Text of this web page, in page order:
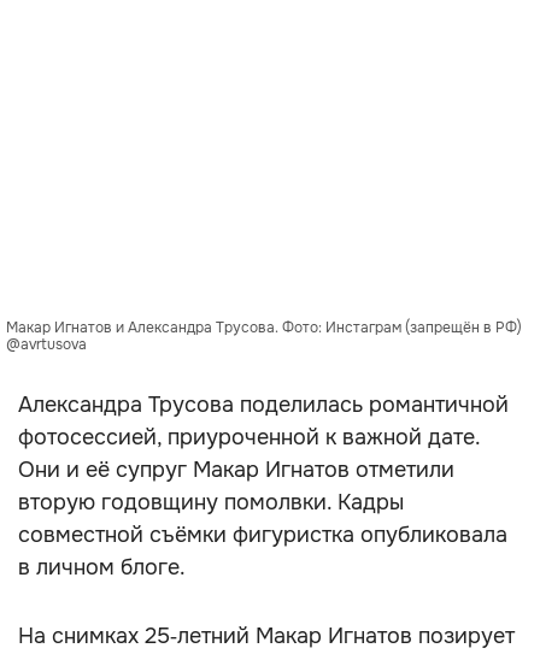
Макар Игнатов и Александра Трусова. Фото: Инстаграм (запрещён в РФ)
@avrtusova
Александра Трусова поделилась романтичной
фотосессией, приуроченной к важной дате.
Они и её супруг Макар Игнатов отметили
вторую годовщину помолвки. Кадры
совместной съёмки фигуристка опубликовала
в личном блоге.
На снимках 25‑летний Макар Игнатов позирует